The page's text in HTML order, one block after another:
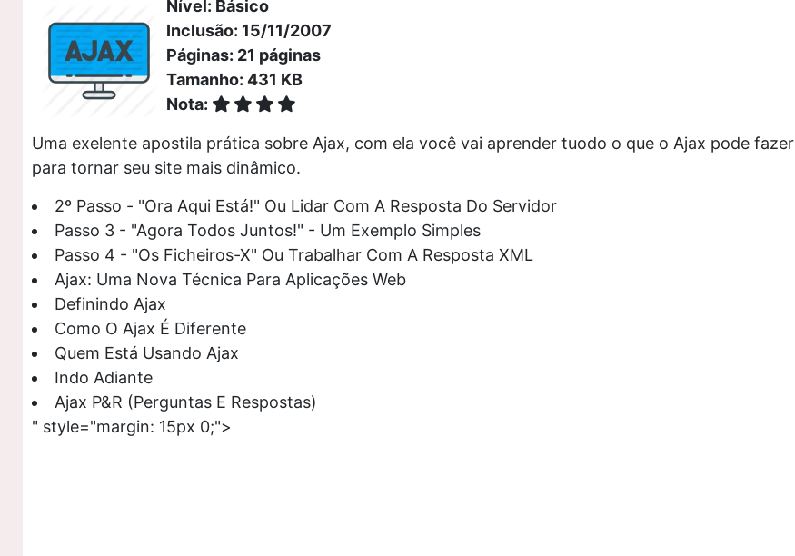
Nível: Básico
Inclusão: 15/11/2007
Páginas: 21 páginas
Tamanho: 431 KB
Nota:
Uma exelente apostila prática sobre Ajax, com ela você vai aprender tuodo o que o Ajax pode fazer
para tornar seu site mais dinâmico.
2º Passo - "Ora Aqui Está!" Ou Lidar Com A Resposta Do Servidor
Passo 3 - "Agora Todos Juntos!" - Um Exemplo Simples
Passo 4 - "Os Ficheiros-X" Ou Trabalhar Com A Resposta XML
Ajax: Uma Nova Técnica Para Aplicações Web
Definindo Ajax
Como O Ajax É Diferente
Quem Está Usando Ajax
Indo Adiante
Ajax P&R (Perguntas E Respostas)
" style="margin: 15px 0;">